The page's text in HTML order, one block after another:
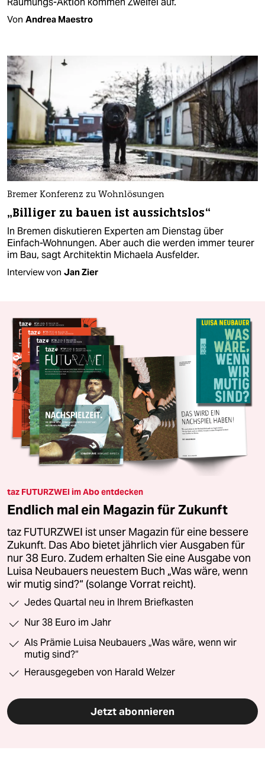
Von Andrea Maestro
Bremer Konferenz zu Wohnlösungen
„Billiger zu bauen ist aussichtslos“
In Bremen diskutieren Experten am Dienstag über
Einfach-Wohnungen. Aber auch die werden immer teurer
im Bau, sagt Architektin Michaela Ausfelder.
Interview von Jan Zier
taz FUTURZWEI im Abo entdecken
Endlich mal ein Magazin für Zukunft
taz FUTURZWEI ist unser Magazin für eine bessere
Zukunft. Das Abo bietet jährlich vier Ausgaben für
nur 38 Euro. Zudem erhalten Sie eine Ausgabe von
Luisa Neubauers neuestem Buch „Was wäre, wenn
wir mutig sind?“ (solange Vorrat reicht).
Jedes Quartal neu in Ihrem Briefkasten
Nur 38 Euro im Jahr
Als Prämie Luisa Neubauers „Was wäre, wenn wir
mutig sind?“
Herausgegeben von Harald Welzer
Jetzt abonnieren